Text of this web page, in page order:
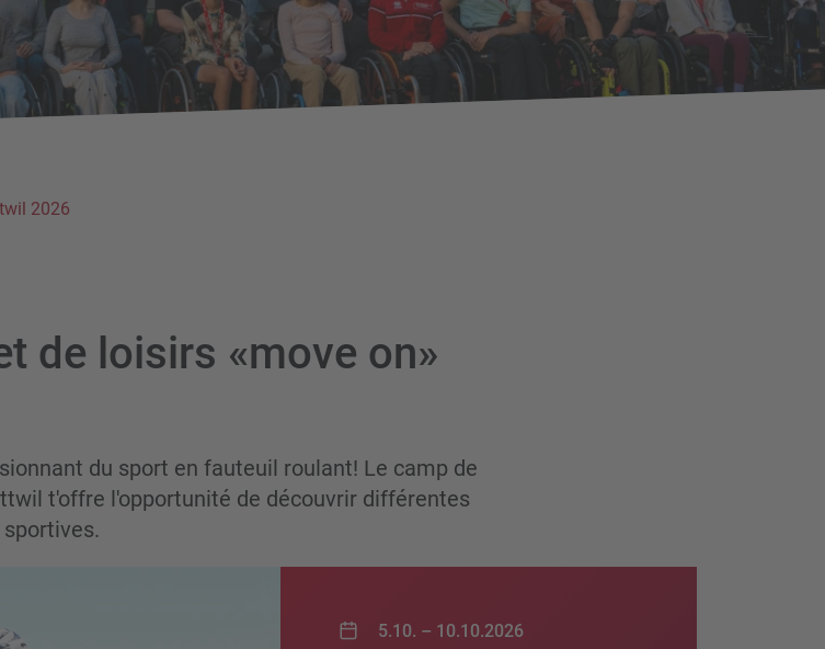
2026
de loisirs «move on»
du sport en fauteuil roulant! Le camp de
t'offre l'opportunité de découvrir différentes
5.10. – 10.10.2026